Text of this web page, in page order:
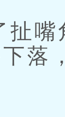
嘴
落